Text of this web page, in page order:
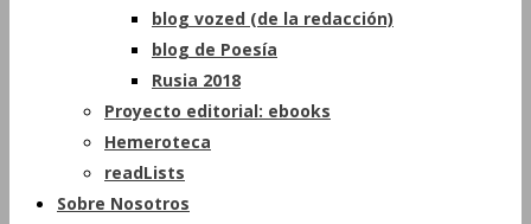
blog vozed (de la redacción)
blog de Poesía
Rusia 2018
Proyecto editorial: ebooks
Hemeroteca
readLists
Sobre Nosotros